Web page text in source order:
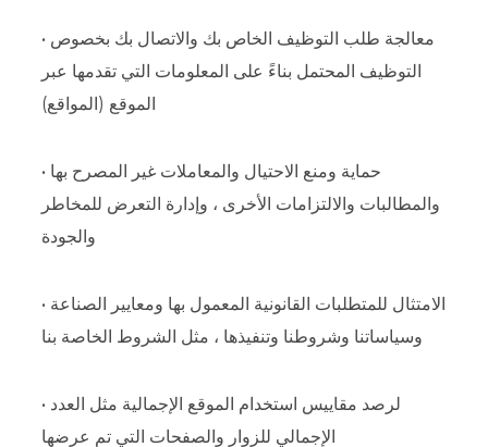
• معالجة طلب التوظيف الخاص بك والاتصال بك بخصوص
التوظيف المحتمل بناءً على المعلومات التي تقدمها عبر
الموقع (المواقع)
• حماية ومنع الاحتيال والمعاملات غير المصرح بها
والمطالبات والالتزامات الأخرى ، وإدارة التعرض للمخاطر
والجودة
• الامتثال للمتطلبات القانونية المعمول بها ومعايير الصناعة
وسياساتنا وشروطنا وتنفيذها ، مثل الشروط الخاصة بنا
• لرصد مقاييس استخدام الموقع الإجمالية مثل العدد
الإجمالي للزوار والصفحات التي تم عرضها